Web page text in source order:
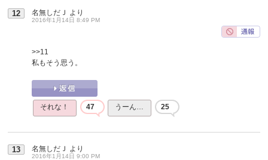
12 名無しだＪ より
2016年1月14日 8:49 PM
>>11
私もそう思う。
それな！ 47 うーん… 25
13 名無しだＪ より
2016年1月14日 9:00 PM